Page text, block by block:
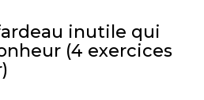
inutile qui
(4 exercices